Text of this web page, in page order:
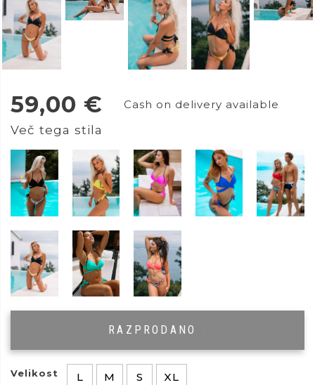
59,00 € Cash on delivery available
Več tega stila
RAZPRODANO
Velikost L M S XL